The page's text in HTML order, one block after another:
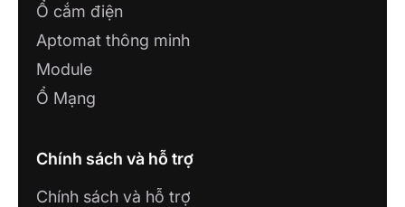
Ổ cắm điện
Aptomat thông minh
Module
Ổ Mạng
Chính sách và hỗ trợ
Chính sách và hỗ trợ